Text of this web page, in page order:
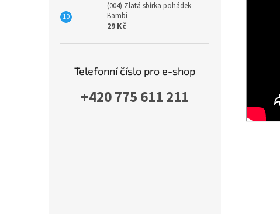
(004) Zlatá sbírka pohádek
Bambi
29 Kč
Telefonní číslo pro e-shop
+420 775 611 211